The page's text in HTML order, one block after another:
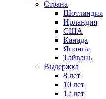
Страна
Шотландия
Ирландия
США
Канада
Япония
Тайвань
Выдержка
8 лет
10 лет
12 лет